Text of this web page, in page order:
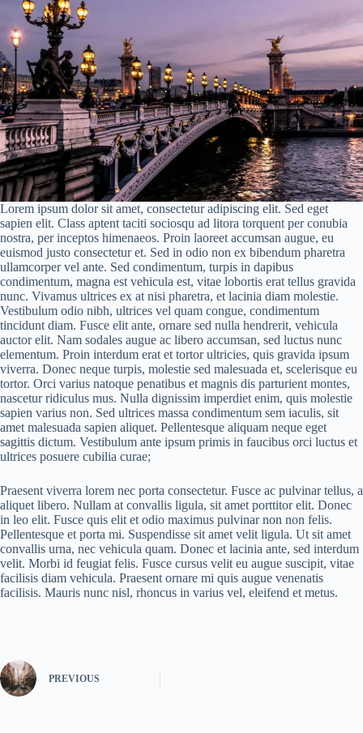
Lorem ipsum dolor sit amet, consectetur adipiscing elit. Sed eget
sapien elit. Class aptent taciti sociosqu ad litora torquent per conubia
nostra, per inceptos himenaeos. Proin laoreet accumsan augue, eu
euismod justo consectetur et. Sed in odio non ex bibendum pharetra
ullamcorper vel ante. Sed condimentum, turpis in dapibus
condimentum, magna est vehicula est, vitae lobortis erat tellus gravida
nunc. Vivamus ultrices ex at nisi pharetra, et lacinia diam molestie.
Vestibulum odio nibh, ultrices vel quam congue, condimentum
tincidunt diam. Fusce elit ante, ornare sed nulla hendrerit, vehicula
auctor elit. Nam sodales augue ac libero accumsan, sed luctus nunc
elementum. Proin interdum erat et tortor ultricies, quis gravida ipsum
viverra. Donec neque turpis, molestie sed malesuada et, scelerisque eu
tortor. Orci varius natoque penatibus et magnis dis parturient montes,
nascetur ridiculus mus. Nulla dignissim imperdiet enim, quis molestie
sapien varius non. Sed ultrices massa condimentum sem iaculis, sit
amet malesuada sapien aliquet. Pellentesque aliquam neque eget
sagittis dictum. Vestibulum ante ipsum primis in faucibus orci luctus et
ultrices posuere cubilia curae;
Praesent viverra lorem nec porta consectetur. Fusce ac pulvinar tellus, a
aliquet libero. Nullam at convallis ligula, sit amet porttitor elit. Donec
in leo elit. Fusce quis elit et odio maximus pulvinar non non felis.
Pellentesque et porta mi. Suspendisse sit amet velit ligula. Ut sit amet
convallis urna, nec vehicula quam. Donec et lacinia ante, sed interdum
velit. Morbi id feugiat felis. Fusce cursus velit eu augue suscipit, vitae
facilisis diam vehicula. Praesent ornare mi quis augue venenatis
facilisis. Mauris nunc nisl, rhoncus in varius vel, eleifend et metus.
PREVIOUS